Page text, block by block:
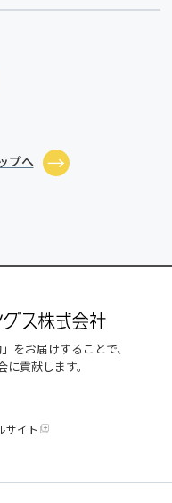
プへ
をお届けすることで、
貢献します。
サイト